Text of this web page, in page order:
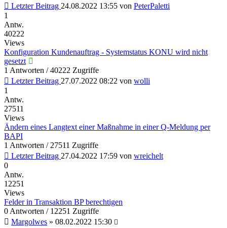
Letzter Beitrag 24.08.2022 13:55 von PeterPaletti
1
Antw.
40222
Views
Konfiguration Kundenauftrag - Systemstatus KONU wird nicht
gesetzt
1 Antworten / 40222 Zugriffe
Letzter Beitrag 27.07.2022 08:22 von wolli
1
Antw.
27511
Views
Ändern eines Langtext einer Maßnahme in einer Q-Meldung per
BAPI
1 Antworten / 27511 Zugriffe
Letzter Beitrag 27.04.2022 17:59 von wreichelt
0
Antw.
12251
Views
Felder in Transaktion BP berechtigen
0 Antworten / 12251 Zugriffe
Margolwes » 08.02.2022 15:30